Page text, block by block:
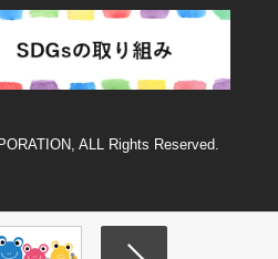
ALL Rights Reserved.